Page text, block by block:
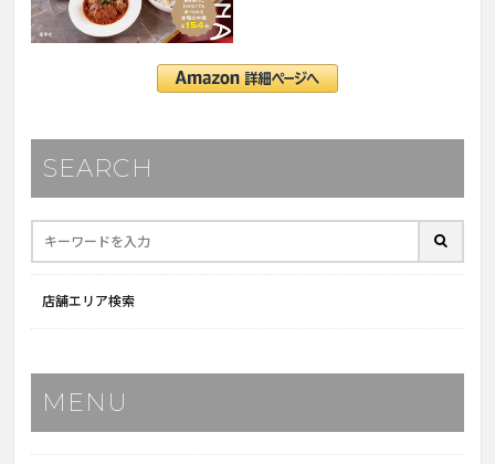
SEARCH
店舗エリア検索
MENU